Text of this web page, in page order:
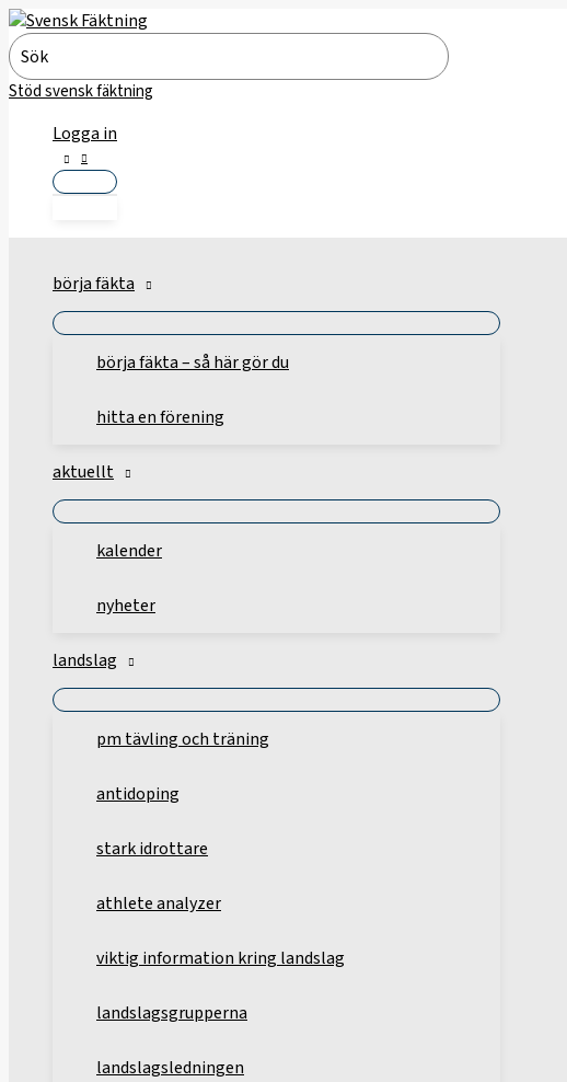
Hoppa
till
innehåll
Search
for:
Stöd svensk fäktning
Logga in
börja fäkta
börja fäkta – så här gör du
hitta en förening
aktuellt
kalender
nyheter
landslag
pm tävling och träning
antidoping
stark idrottare
athlete analyzer
viktig information kring landslag
landslagsgrupperna
landslagsledningen